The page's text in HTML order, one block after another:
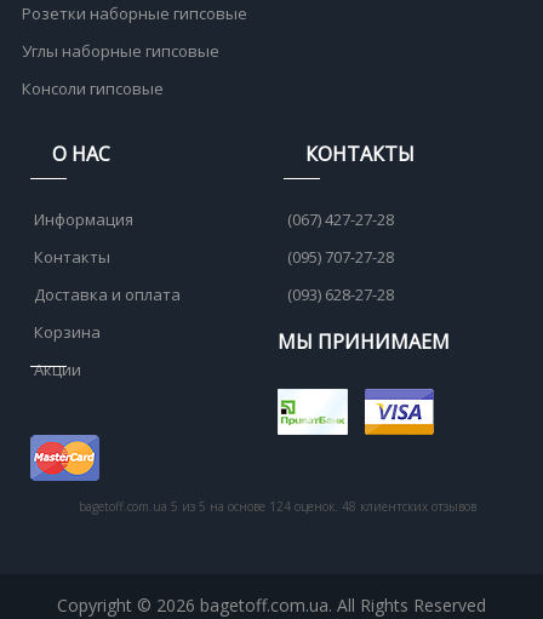
Розетки наборные гипсовые
Углы наборные гипсовые
Консоли гипсовые
О НАС
Информация
Контакты
Доставка и оплата
Корзина
Акции
КОНТАКТЫ
(067) 427-27-28
(095) 707-27-28
(093) 628-27-28
МЫ ПРИНИМАЕМ
bagetoff.com.ua 5 из 5 на основе 124 оценок. 48 клиентских отзывов
Copyright © 2026 bagetoff.com.ua. All Rights Reserved